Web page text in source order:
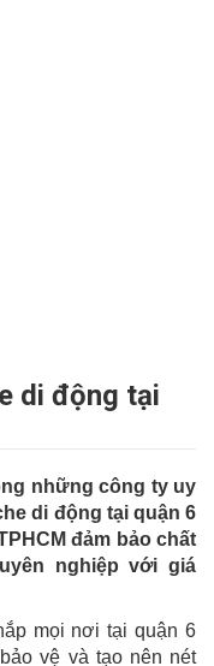
di động tại
những công ty uy
di động tại quận 6
đảm bảo chất
nghiệp với giá
mọi nơi tại quận 6
vệ và tạo nên nét